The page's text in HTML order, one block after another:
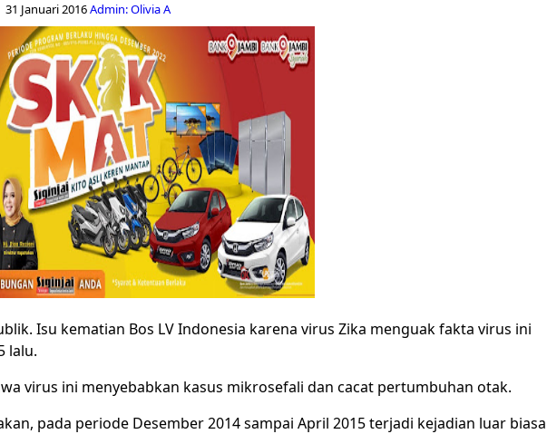
31 Januari 2016Admin: Olivia A
Isu kematian Bos LV Indonesia karena virus Zika menguak fakta virus ini
lalu.
virus ini menyebabkan kasus mikrosefali dan cacat pertumbuhan otak.
pada periode Desember 2014 sampai April 2015 terjadi kejadian luar biasa